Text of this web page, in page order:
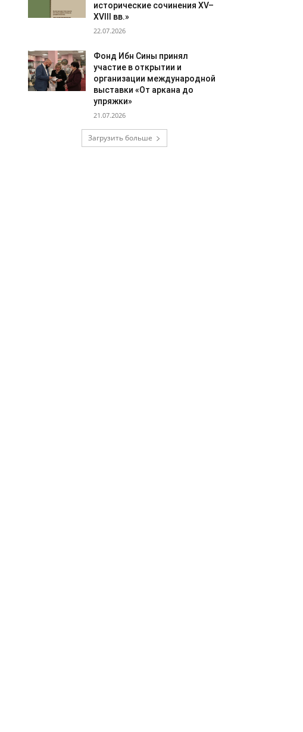
исторические сочинения XV–
XVIII вв.»
22.07.2026
Фонд Ибн Сины принял
участие в открытии и
организации международной
выставки «От аркана до
упряжки»
21.07.2026
Загрузить больше